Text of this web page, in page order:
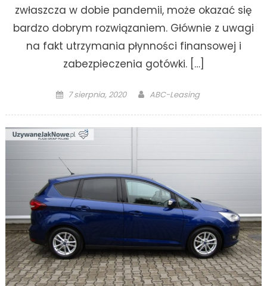
zwłaszcza w dobie pandemii, może okazać się
bardzo dobrym rozwiązaniem. Głównie z uwagi
na fakt utrzymania płynności finansowej i
zabezpieczenia gotówki. […]
Posted
7 sierpnia, 2020 Author
ABC-Leasing